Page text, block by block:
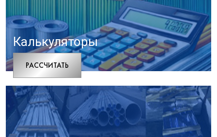
Калькуляторы
РАCСЧИТАТЬ